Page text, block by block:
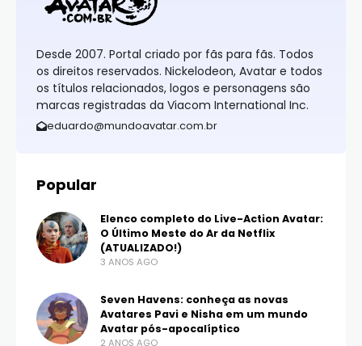
Desde 2007. Portal criado por fãs para fãs. Todos
os direitos reservados. Nickelodeon, Avatar e todos
os títulos relacionados, logos e personagens são
marcas registradas da Viacom International Inc.
eduardo@mundoavatar.com.br
Popular
Elenco completo do Live-Action Avatar:
O Último Meste do Ar da Netflix
(ATUALIZADO!)
3 ANOS AGO
Seven Havens: conheça as novas
Avatares Pavi e Nisha em um mundo
Avatar pós-apocalíptico
2 ANOS AGO